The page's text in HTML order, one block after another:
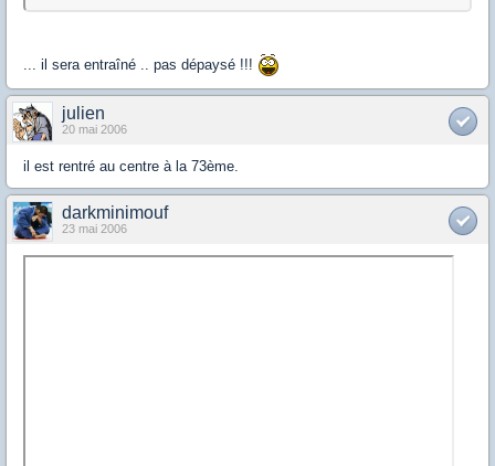
... il sera entraîné .. pas dépaysé !!!
julien
20 mai 2006
il est rentré au centre à la 73ème.
darkminimouf
23 mai 2006